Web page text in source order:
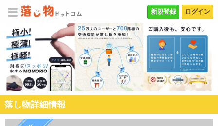
ログイン
新規登録
落し物詳細情報